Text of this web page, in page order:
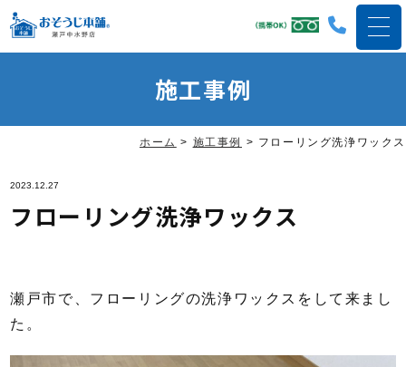
施工事例
ホーム > 施工事例 > フローリング洗浄ワックス
2023.12.27
フローリング洗浄ワックス
瀬戸市で、フローリングの洗浄ワックスをして来まし
た。